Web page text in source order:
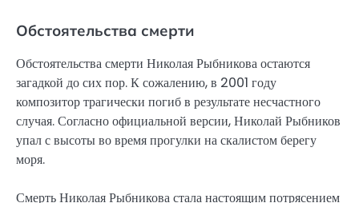
Обстоятельства смерти
Обстоятельства смерти Николая Рыбникова остаются
загадкой до сих пор. К сожалению, в 2001 году
композитор трагически погиб в результате несчастного
случая. Согласно официальной версии, Николай Рыбников
упал с высоты во время прогулки на скалистом берегу
моря.
Смерть Николая Рыбникова стала настоящим потрясением